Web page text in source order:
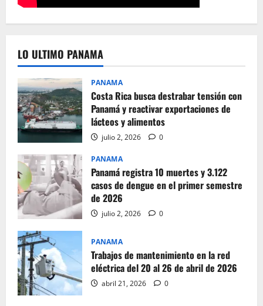
LO ULTIMO PANAMA
PANAMA
Costa Rica busca destrabar tensión con
Panamá y reactivar exportaciones de
lácteos y alimentos
julio 2, 2026 0
PANAMA
Panamá registra 10 muertes y 3.122
casos de dengue en el primer semestre
de 2026
julio 2, 2026 0
PANAMA
Trabajos de mantenimiento en la red
eléctrica del 20 al 26 de abril de 2026
abril 21, 2026 0